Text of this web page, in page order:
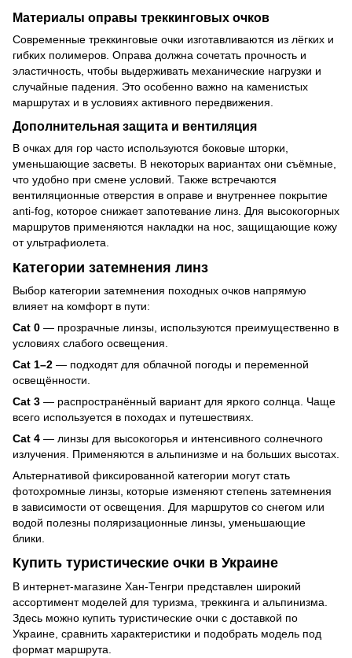
Материалы оправы треккинговых очков
Современные треккинговые очки изготавливаются из лёгких и
гибких полимеров. Оправа должна сочетать прочность и
эластичность, чтобы выдерживать механические нагрузки и
случайные падения. Это особенно важно на каменистых
маршрутах и в условиях активного передвижения.
Дополнительная защита и вентиляция
В очках для гор часто используются боковые шторки,
уменьшающие засветы. В некоторых вариантах они съёмные,
что удобно при смене условий. Также встречаются
вентиляционные отверстия в оправе и внутреннее покрытие
anti-fog, которое снижает запотевание линз. Для высокогорных
маршрутов применяются накладки на нос, защищающие кожу
от ультрафиолета.
Категории затемнения линз
Выбор категории затемнения походных очков напрямую
влияет на комфорт в пути:
Cat 0 — прозрачные линзы, используются преимущественно в
условиях слабого освещения.
Cat 1–2 — подходят для облачной погоды и переменной
освещённости.
Cat 3 — распространённый вариант для яркого солнца. Чаще
всего используется в походах и путешествиях.
Cat 4 — линзы для высокогорья и интенсивного солнечного
излучения. Применяются в альпинизме и на больших высотах.
Альтернативой фиксированной категории могут стать
фотохромные линзы, которые изменяют степень затемнения
в зависимости от освещения. Для маршрутов со снегом или
водой полезны поляризационные линзы, уменьшающие
блики.
Купить туристические очки в Украине
В интернет-магазине Хан-Тенгри представлен широкий
ассортимент моделей для туризма, треккинга и альпинизма.
Здесь можно купить туристические очки с доставкой по
Украине, сравнить характеристики и подобрать модель под
формат маршрута.